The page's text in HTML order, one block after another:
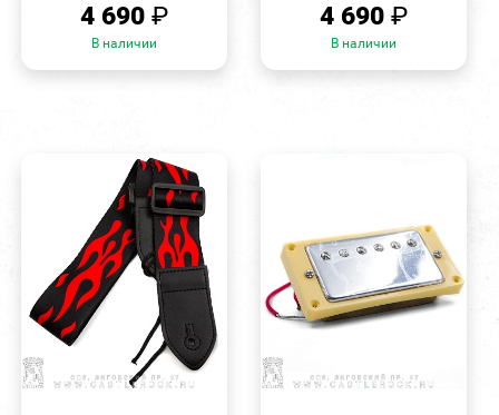
4 690 ₽
В наличии
4 690 ₽
В наличии